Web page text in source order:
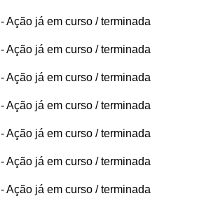
- Ação já em curso / terminada
- Ação já em curso / terminada
- Ação já em curso / terminada
- Ação já em curso / terminada
- Ação já em curso / terminada
- Ação já em curso / terminada
- Ação já em curso / terminada